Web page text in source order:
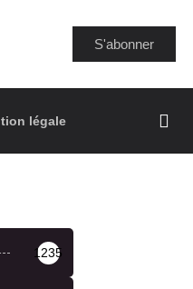
S'abonner
légale
1235